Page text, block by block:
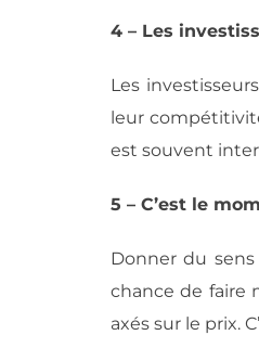
4 – Les
Les
leur
est souvent
5 – C’est le
Donner du
chance de faire
axés sur le prix.